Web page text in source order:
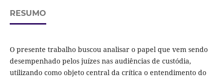
RESUMO
O presente trabalho buscou analisar o papel que vem sendo
desempenhado pelos juízes nas audiências de custódia,
utilizando como objeto central da crítica o entendimento do